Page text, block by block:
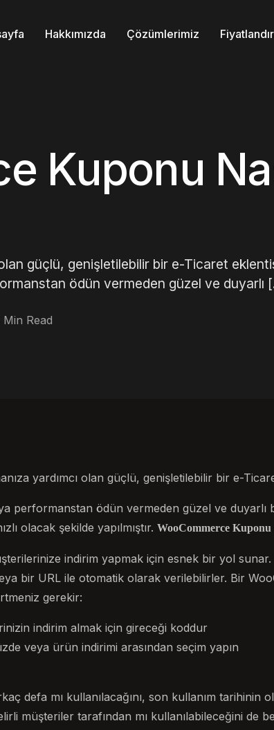
Hakkımızda Çözümlerimiz
Kuponu
güçlü, genişletilebilir bir e-Ticaret
ödün vermeden güzel ve duyarlı
Min Read
yardımcı olan güçlü, genişletilebilir bir e-
performanstan ödün vermeden güzel ve duyarlı
olacak şekilde yapılmıştır. WooCommerce Kuponu
indirim yapmak için esnek bir yol
bir URL ile otomatik olarak verilebilirler. Bir
gerekir:
indirim almak için gireceği koddur
veya ürün indirimi arasından seçim yapın
defa mı kullanılacağını, son kullanım tarihinin
müşteriler tarafından mı kullanılabileceğini de